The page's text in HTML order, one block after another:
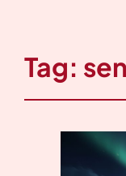
Tag: